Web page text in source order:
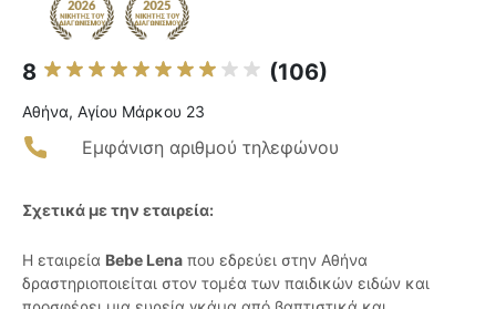
8 (106)
Αθήνα, Αγίου Μάρκου 23
Εμφάνιση αριθμού τηλεφώνου
Σχετικά με την εταιρεία:
Η εταιρεία Bebe Lena που εδρεύει στην Αθήνα
δραστηριοποιείται στον τομέα των παιδικών ειδών και